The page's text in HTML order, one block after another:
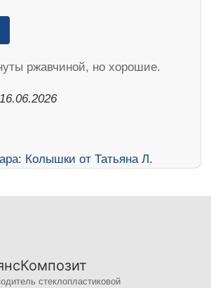
ржавчиной, но хорошие.
стеклопластиковой